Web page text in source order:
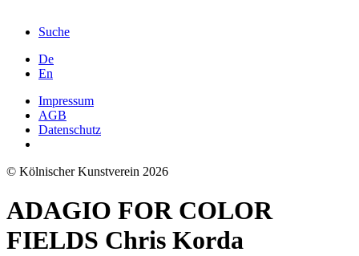
Suche
De
En
Impressum
AGB
Datenschutz
© Kölnischer Kunstverein 2026
ADAGIO FOR COLOR
FIELDS Chris Korda